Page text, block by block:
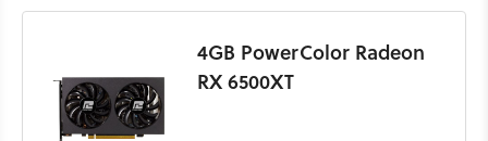
4GB PowerColor Radeon
RX 6500XT